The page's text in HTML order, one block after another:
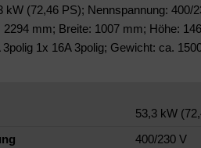
kW (72,46 PS); Nennspannung: 400/
2294 mm; Breite: 1007 mm; Höhe:
3polig 1x 16A 3polig; Gewicht: ca.
53,3 kW
400/230 V